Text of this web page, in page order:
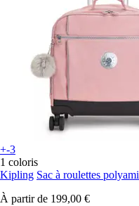
+-3
1 coloris
Kipling Sac à roulettes
À partir de 199,00 €